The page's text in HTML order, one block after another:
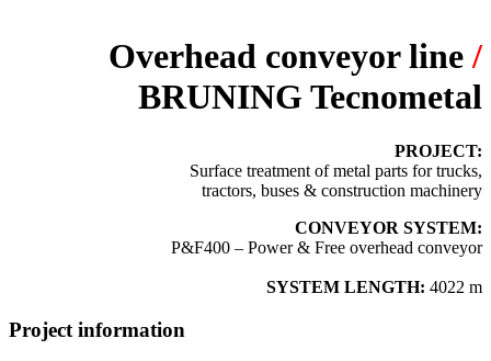
Overhead conveyor line/
BRUNING Tecnometal
PROJECT:
Surface treatment ofmetal parts for trucks,
tractors, buses & construction machinery
CONVEYOR SYSTEM:
P&F400 – Power & Free overhead conveyor
SYSTEM LENGTH: 4022 m
Project information